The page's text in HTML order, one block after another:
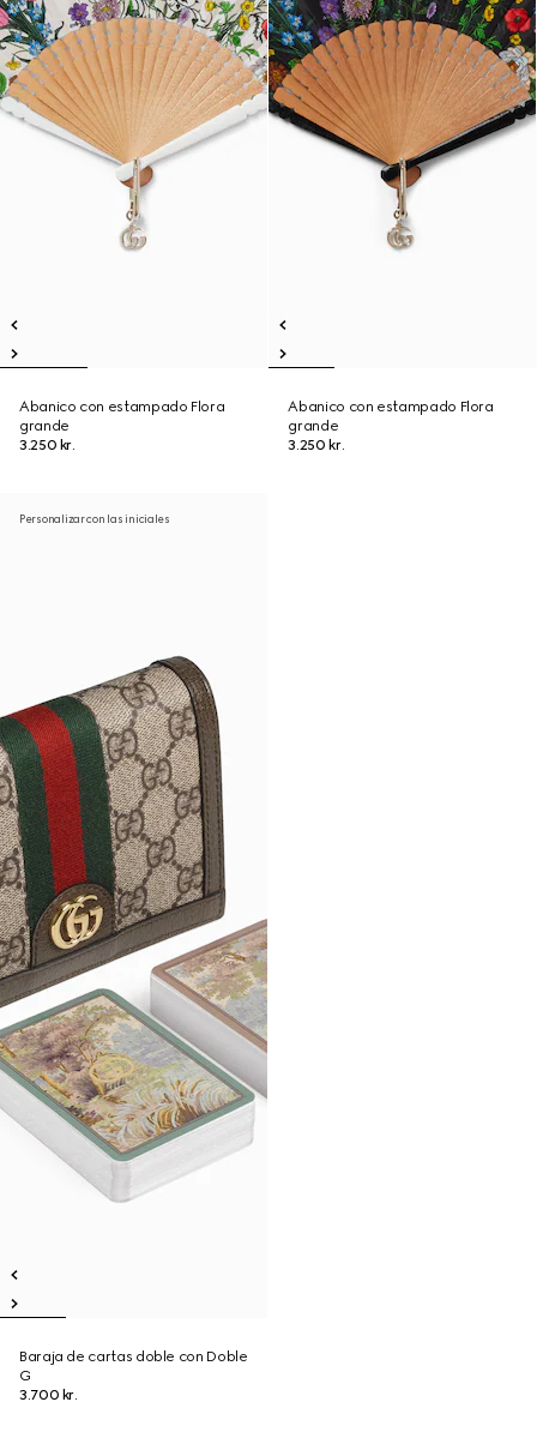
Abanico con estampado Flora
grande
3.250 kr.
Abanico con estampado Flora
grande
3.250 kr.
Personalizar con las iniciales
Baraja de cartas doble con Doble
G
3.700 kr.